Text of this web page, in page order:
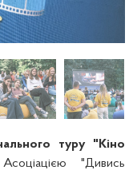
туру "Кіно
"Дивись